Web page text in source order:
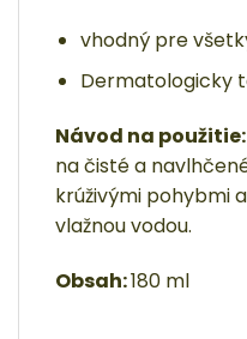
vhodný pre
Dermatologicky
Návod na použitie:
na čisté a
krúživými pohybmi
vlažnou vodou.
Obsah:180 ml